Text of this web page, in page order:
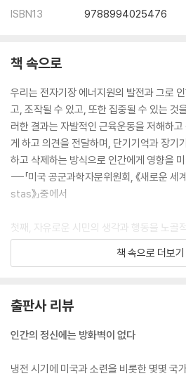
ISBN13
9788994025476
책 속으로
우리는 전자기장 에너지원의 발전과 그로
고, 조작될 수 있고, 또한 집중될 수 있는 것
러한 결과는 자발적인 근육운동을 저해하
게 하고 의견을 전달하며, 단기기억과 장기
하고 삭제하는 방식으로 인간에게 영향을
---「미국 공군과학자문위원회, 《새로운
stas》」중에서
첫째, 자유로운 시민의 생각과 행동을 노골
연구가 이루어지고 있고 연구의 범위와 강
지원이 강화되고 있다. 둘째, 뇌 행동 연구
---「산타클라라대학 알란 셰플린(Alan
책 속으로 더보기
출판사 리뷰
인간의 정신에는 방화벽이 없다
냉전 시기에 미국과 소련을 비롯한 몇몇 국